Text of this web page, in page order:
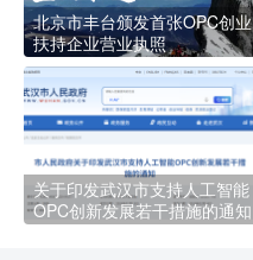
北京市丰台颁发首张OPC创业
扶持企业营业执照
关于印发武汉市支持人工智能
OPC创新发展若干措施的通知